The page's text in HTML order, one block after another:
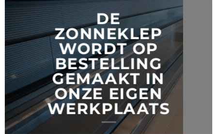
DE
ZONNEKLEP
WORDT OP
BESTELLING
GEMAAKT IN
ONZE EIGEN
WERKPLAATS